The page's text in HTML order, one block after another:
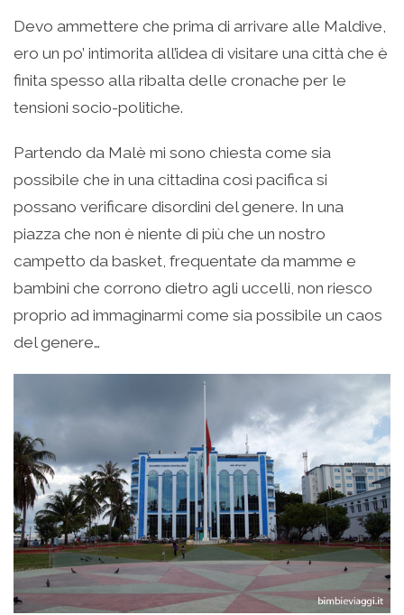
Devo ammettere che prima di arrivare alle Maldive,
ero un po’ intimorita all’idea di visitare una città che è
finita spesso alla ribalta delle cronache per le
tensioni socio-politiche.
Partendo da Malè mi sono chiesta come sia
possibile che in una cittadina così pacifica si
possano verificare disordini del genere. In una
piazza che non è niente di più che un nostro
campetto da basket, frequentate da mamme e
bambini che corrono dietro agli uccelli, non riesco
proprio ad immaginarmi come sia possibile un caos
del genere…